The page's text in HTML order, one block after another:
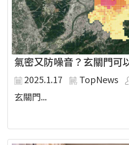
氣密又防噪音？玄關門可
2025.1.17 TopNews
玄關門...